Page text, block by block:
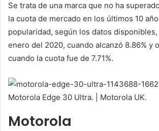
Se trata de una marca que no ha
la cuota de mercado en los últimos 10
popularidad, según los datos
enero del 2020, cuando alcanzó 8.86% y
cuando la cuota fue de 7.71%.
Motorola Edge 30 Ultra. | Motorola UK.
Motorola